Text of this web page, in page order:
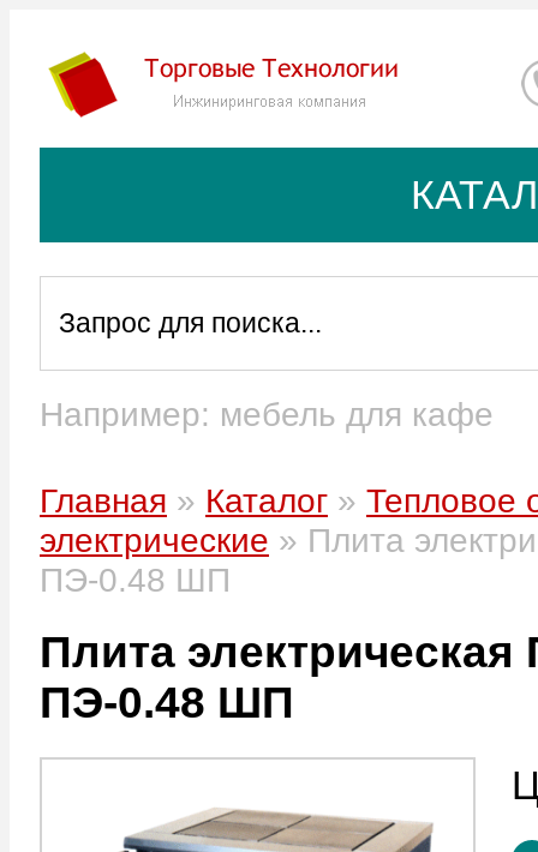
Например: мебель для кафе
Главная » Каталог » Тепловое
электрические » Плита
ПЭ-0.48 ШП
Плита
ПЭ-0.48 ШП
Цена:руб.
- + В корзину